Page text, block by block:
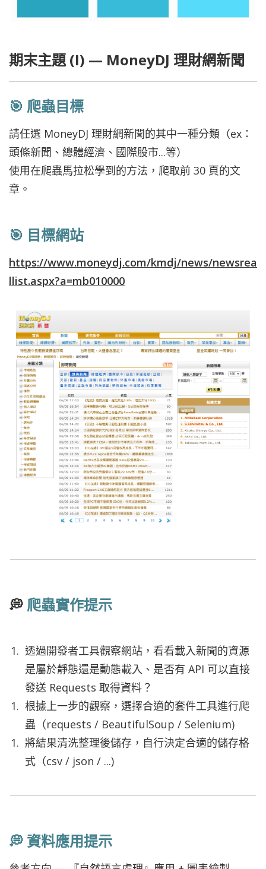
期末主題 (I) — MoneyDJ 理財網新聞
🎯 爬蟲目標
請任選 MoneyDJ 理財網新聞的其中一種分類（ex：
頭條新聞、總體經濟、國際股市...等）
使用在爬蟲馬拉松學到的方法，爬取前 30 頁的文
章。
🎯 目標網站
https://www.moneydj.com/kmdj/news/newsrea
llist.aspx?a=mb010000
💭 爬蟲實作提示
透過開發者工具觀察網站，看看載入新聞的資源
是屬於靜態還是動態載入、是否有 API 可以直接
發送 Requests 取得資料？
根據上一步的觀察，選擇合適的套件工具進行爬
蟲（requests / BeautifulSoup / Selenium)
將結果清洗整理後儲存，自行決定合適的儲存格
式（csv / json / ...)
💭 資料應用提示